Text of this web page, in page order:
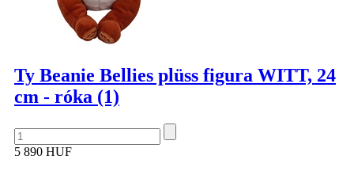
Ty Beanie Bellies plüss figura WITT, 24
cm - róka (1)
5 890 HUF